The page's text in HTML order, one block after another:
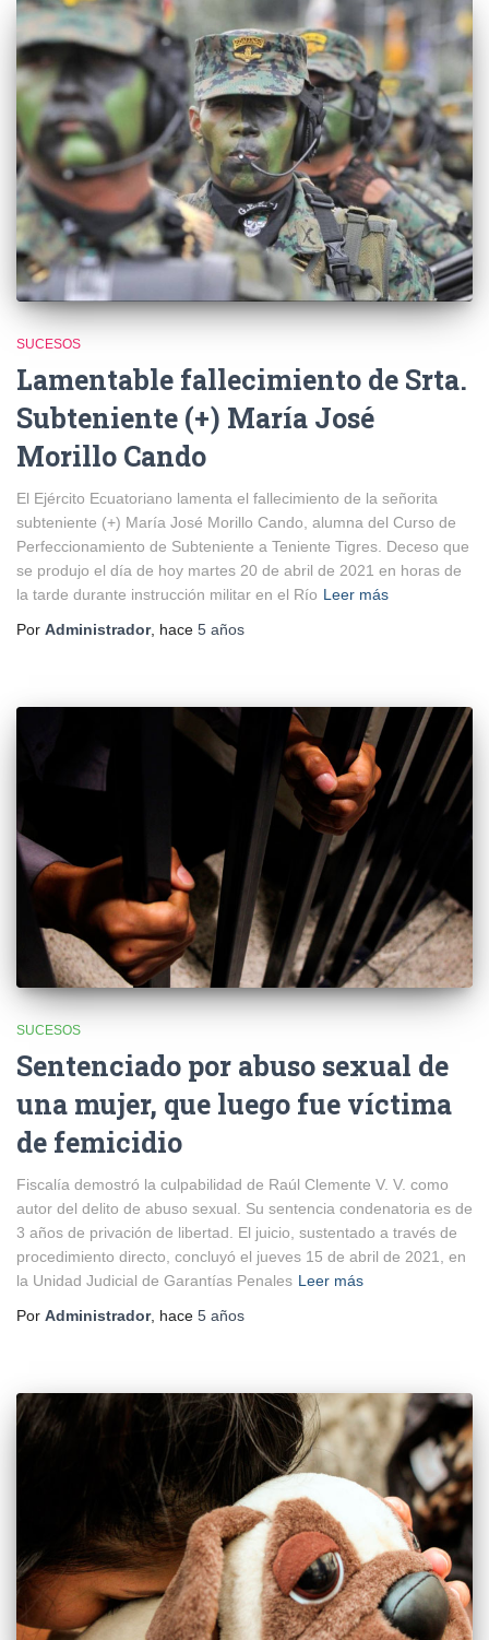
SUCESOS
Lamentable fallecimiento de Srta.
Subteniente (+) María José
Morillo Cando
El Ejército Ecuatoriano lamenta el fallecimiento de la señorita
subteniente (+) María José Morillo Cando, alumna del Curso de
Perfeccionamiento de Subteniente a Teniente Tigres. Deceso que
se produjo el día de hoy martes 20 de abril de 2021 en horas de
la tarde durante instrucción militar en el Río Leer más
Por Administrador, hace 5 años
SUCESOS
Sentenciado por abuso sexual de
una mujer, que luego fue víctima
de femicidio
Fiscalía demostró la culpabilidad de Raúl Clemente V. V. como
autor del delito de abuso sexual. Su sentencia condenatoria es de
3 años de privación de libertad. El juicio, sustentado a través de
procedimiento directo, concluyó el jueves 15 de abril de 2021, en
la Unidad Judicial de Garantías Penales Leer más
Por Administrador, hace 5 años